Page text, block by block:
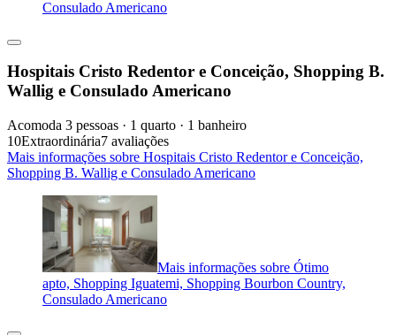
Consulado Americano
Hospitais Cristo Redentor e Conceição, Shopping B.
Wallig e Consulado Americano
Acomoda 3 pessoas · 1 quarto · 1 banheiro
10Extraordinária7 avaliações
Mais informações sobre Hospitais Cristo Redentor e Conceição,
Shopping B. Wallig e Consulado Americano
Mais informações sobre Ótimo
apto, Shopping Iguatemi, Shopping Bourbon Country,
Consulado Americano